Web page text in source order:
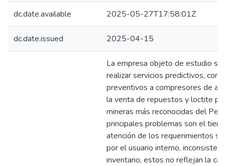
dc.date.available 2025-05-27T17:58:01Z
dc.date.issued 2025-04-15
La empresa objeto de estudio se
realizar servicios predictivos,
preventivos a compresores de
la venta de repuestos y loctite
mineras más reconocidas del
principales problemas son el
atención de los requerimientos
por el usuario interno,
inventario, estos no reflejan la